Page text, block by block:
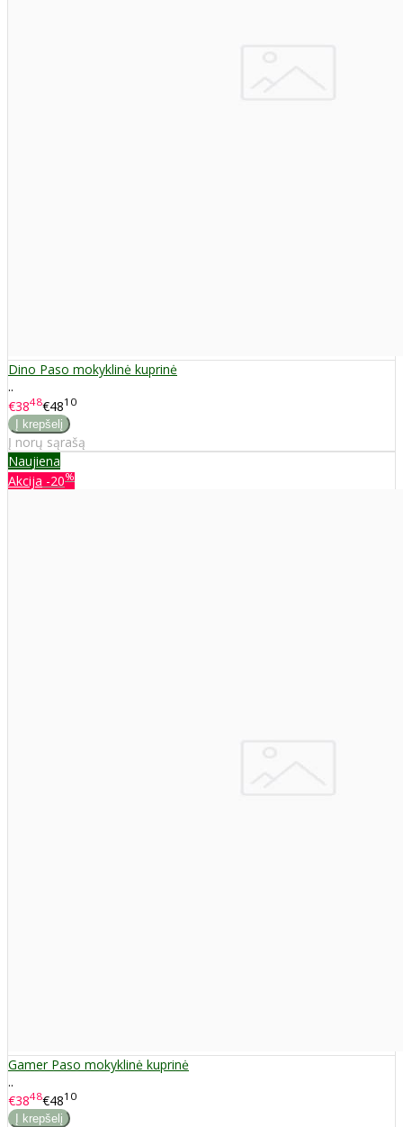
Dino Paso mokyklinė kuprinė
..
€3848€4810
Į norų sąrašą
Naujiena
Akcija -20%
Gamer Paso mokyklinė kuprinė
..
€3848€4810